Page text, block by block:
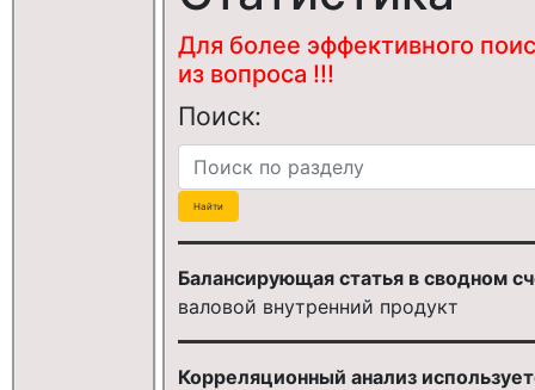
Для более эффективного
из вопроса !!!
Поиск:
Балансирующая статья в сводном
валовой внутренний продукт
Корреляционный анализ